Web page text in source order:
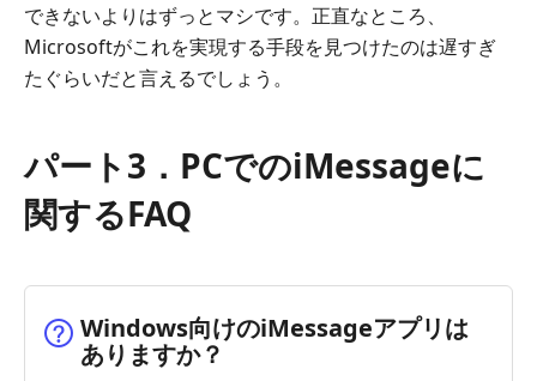
できないよりはずっとマシです。正直なところ、
Microsoftがこれを実現する手段を見つけたのは遅すぎ
たぐらいだと言えるでしょう。
パート3．PCでのiMessageに
関するFAQ
Windows向けのiMessageアプリは
ありますか？